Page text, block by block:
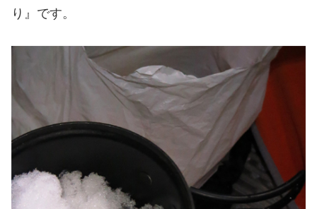
り』です。